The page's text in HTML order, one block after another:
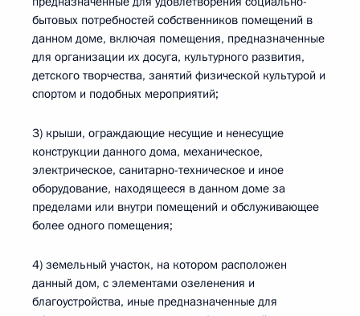
бытовых потребностей собственников помещений в
данном доме, включая помещения, предназначенные
для организации их досуга, культурного развития,
детского творчества, занятий физической культурой и
спортом и подобных мероприятий;
3) крыши, ограждающие несущие и ненесущие
конструкции данного дома, механическое,
электрическое, санитарно-техническое и иное
оборудование, находящееся в данном доме за
пределами или внутри помещений и обслуживающее
более одного помещения;
4) земельный участок, на котором расположен
данный дом, с элементами озеленения и
благоустройства, иные предназначенные для